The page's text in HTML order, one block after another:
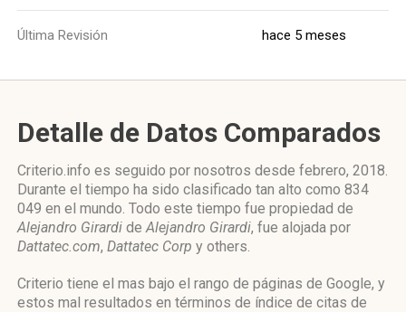
Última Revisión hace 5 meses
Detalle de Datos Comparados
Criterio.info es seguido por nosotros desde febrero, 2018.
Durante el tiempo ha sido clasificado tan alto como 834
049 en el mundo. Todo este tiempo fue propiedad de
Alejandro Girardi deAlejandro Girardi, fue alojada por
Dattatec.com, Dattatec Corp y others.
Criterio tiene el mas bajo el rango de páginas de Google, y
estos mal resultados en términos de índice de citas de